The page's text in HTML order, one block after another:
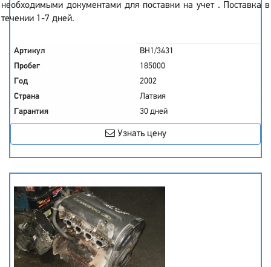
необходимыми документами для поставки на учет . Поставка в
течении 1-7 дней.
Артикул
BH1/3431
Пробег
185000
Год
2002
Страна
Латвия
Гарантия
30 дней
Узнать цену